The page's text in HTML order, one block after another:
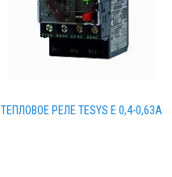
ТЕПЛОВОЕ РЕЛЕ TESYS E 0,4-0,63A